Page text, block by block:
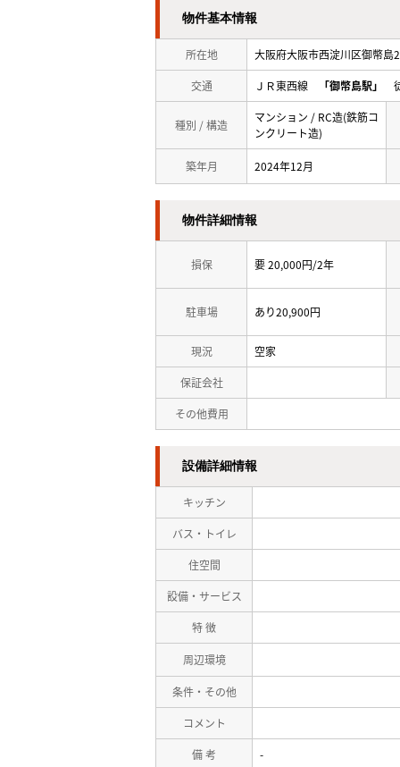
物件基本情報
所在地 大阪府大阪市西淀川区御幣
交通 ＪＲ東西線 「御幣島駅」
種別 / 構造
マンション / RC造(鉄筋コ
ンクリート造)
築年月 2024年12月
物件詳細情報
損保 要 20,000円/2年
駐車場 あり20,900円
現況 空家
保証会社
その他費用
設備詳細情報
キッチン
バス・トイレ
住空間
設備・サービス
特 徴
周辺環境
条件・その他
コメント
備 考 -